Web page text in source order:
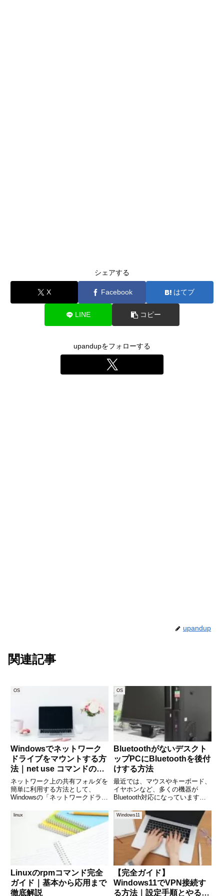
シェアする
X Facebook はてブ
LINE コピー
upandupをフォローする
upandup
関連記事
OS
Windowsでネットワーク
ドライブをマウントする方
法｜net use コマンドの使
い方を徹底解説
ネットワーク上の共有フォルダを
簡単に利用する方法として、
Windowsの「ネットワークドライ
に、「net use」コマンドを使え
ば、バッチファイルを作成して自
動マウントしたり、特定の条件で
ドライブを接続したりする
OS
Bluetoothがないデスクト
ップPCにBluetoothを後付
けする方法
最近では、マウスやキーボード、
イヤホンなど、多くの機器が
Bluetooth対応になっています。
準でBluetooth機能が搭載されて
いないモデルも多く、「ワイヤレ
スイヤホンを使いたいけど接続で
きない」と困ってい
linux
Linuxのrpmコマンド完全
ガイド｜基本から応用まで
徹底解説
Windows11
【完全ガイド】
Windows11でVPN接続す
る方法｜設定手順とやるこ